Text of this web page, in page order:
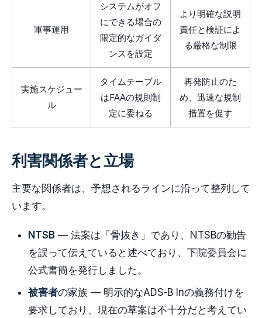
軍事運用
システムがオフ
にできる場合の
限定的なガイダ
ンスを設定
より明確な説明
責任と検証によ
る厳格な制限
実施スケジュー
ル
タイムテーブル
はFAAの規則制
定に委ねる
再発防止のた
め、迅速な規制
措置を促す
利害関係者と立場
主要な関係者は、予想されるラインに沿って整列して
います。
NTSB — 法案は「骨抜き」であり、NTSBの勧告
を誤って伝えていると述べており、下院委員会に
公式書簡を発行しました。
被害者の家族 — 明示的なADS‑B Inの義務付けを
要求しており、現在の草案は不十分だと考えてい